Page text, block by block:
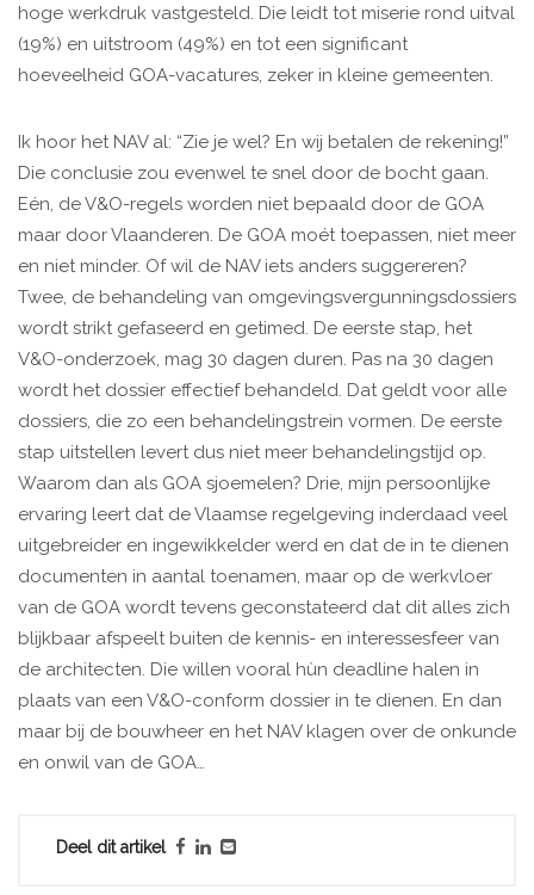
hoge werkdruk vastgesteld. Die leidt tot miserie rond uitval
(19%) en uitstroom (49%) en tot een significant
hoeveelheid GOA-vacatures, zeker in kleine gemeenten.
Ik hoor het NAV al: “Zie je wel? En wij betalen de rekening!”
Die conclusie zou evenwel te snel door de bocht gaan.
Eén, de V&O-regels worden niet bepaald door de GOA
maar door Vlaanderen. De GOA moét toepassen, niet meer
en niet minder. Of wil de NAV iets anders suggereren?
Twee, de behandeling van omgevingsvergunningsdossiers
wordt strikt gefaseerd en getimed. De eerste stap, het
V&O-onderzoek, mag 30 dagen duren. Pas na 30 dagen
wordt het dossier effectief behandeld. Dat geldt voor alle
dossiers, die zo een behandelingstrein vormen. De eerste
stap uitstellen levert dus niet meer behandelingstijd op.
Waarom dan als GOA sjoemelen? Drie, mijn persoonlijke
ervaring leert dat de Vlaamse regelgeving inderdaad veel
uitgebreider en ingewikkelder werd en dat de in te dienen
documenten in aantal toenamen, maar op de werkvloer
van de GOA wordt tevens geconstateerd dat dit alles zich
blijkbaar afspeelt buiten de kennis- en interessesfeer van
de architecten. Die willen vooral hùn deadline halen in
plaats van een V&O-conform dossier in te dienen. En dan
maar bij de bouwheer en het NAV klagen over de onkunde
en onwil van de GOA…
Deel dit artikel